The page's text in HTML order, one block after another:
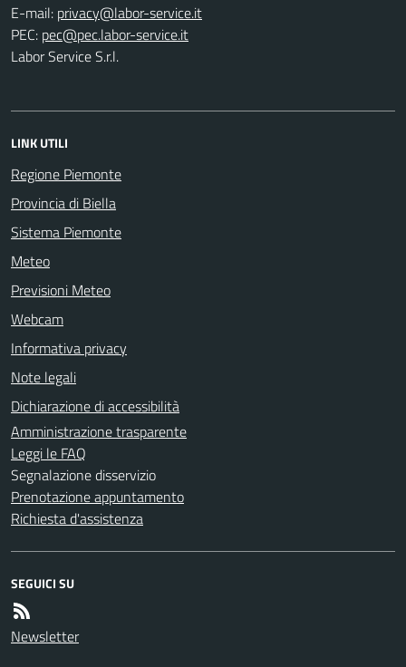
E-mail:
PEC:
Labor Service S.r.l.
LINK UTILI
Regione Piemonte
Provincia di Biella
Sistema Piemonte
Meteo
Previsioni Meteo
Webcam
Informativa privacy
Note legali
Dichiarazione di accessibilità
Amministrazione trasparente
Leggi le FAQ
Segnalazione disservizio
Prenotazione appuntamento
Richiesta d'assistenza
SEGUICI SU
Newsletter